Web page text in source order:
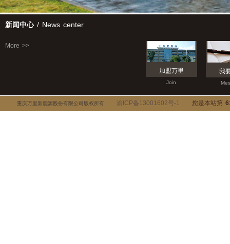
新闻中心/ News center
More >>
加盟万里
Join
我
重庆万里新能源股份有限公司版权所有 渝ICP备13001602号-1 您是本站第